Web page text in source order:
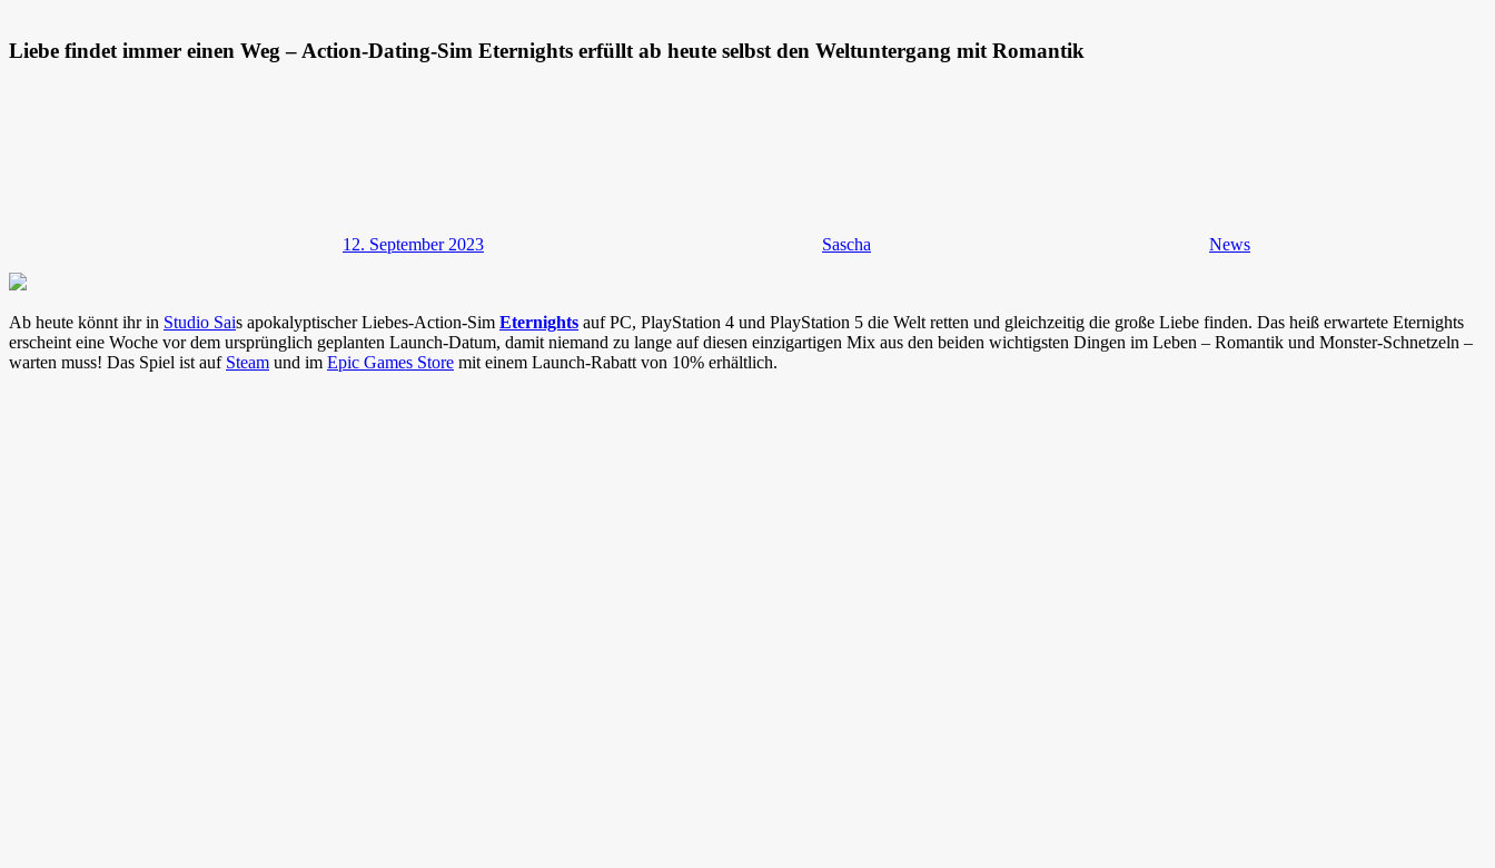
Liebe findet immer einen Weg – Action-Dating-Sim Eternights erfüllt ab heute selbst den Weltuntergang mit Romantik
12. September 2023 Sascha News
Ab heute könnt ihr in Studio Sais apokalyptischer Liebes-Action-Sim Eternights auf PC, PlayStation 4 und PlayStation 5 die Welt retten und gleichzeitig die große Liebe finden. Das heiß erwartete Eternights
erscheint eine Woche vor dem ursprünglich geplanten Launch-Datum, damit niemand zu lange auf diesen einzigartigen Mix aus den beiden wichtigsten Dingen im Leben – Romantik und Monster-Schnetzeln –
warten muss! Das Spiel ist auf Steam und im Epic Games Store mit einem Launch-Rabatt von 10% erhältlich.